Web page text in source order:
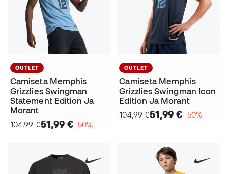
OUTLET
Camiseta Memphis
Grizzlies Swingman
Statement Edition Ja
Morant
104,99 €51,99 €−50%
OUTLET
Camiseta Memphis
Grizzlies Swingman Icon
Edition Ja Morant
104,99 €51,99 €−50%